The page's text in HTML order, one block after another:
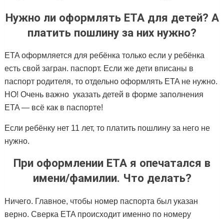
Нужно ли оформлять ETA для детей? А
платить пошлину за них нужно?
ETA оформляется для ребёнка только если у ребёнка
есть свой загран. паспорт. Если же дети вписаны в
паспорт родителя, то отдельно оформлять ETA не нужно.
НО! Очень важно указать детей в форме заполнения
ETA — всё как в паспорте!
Если ребёнку нет 11 лет, то платить пошлину за него не
нужно.
При оформлении ETA я опечатался в
имени/фамилии. Что делать?
Ничего. Главное, чтобы номер паспорта был указан
верно. Сверка ETA происходит именно по номеру